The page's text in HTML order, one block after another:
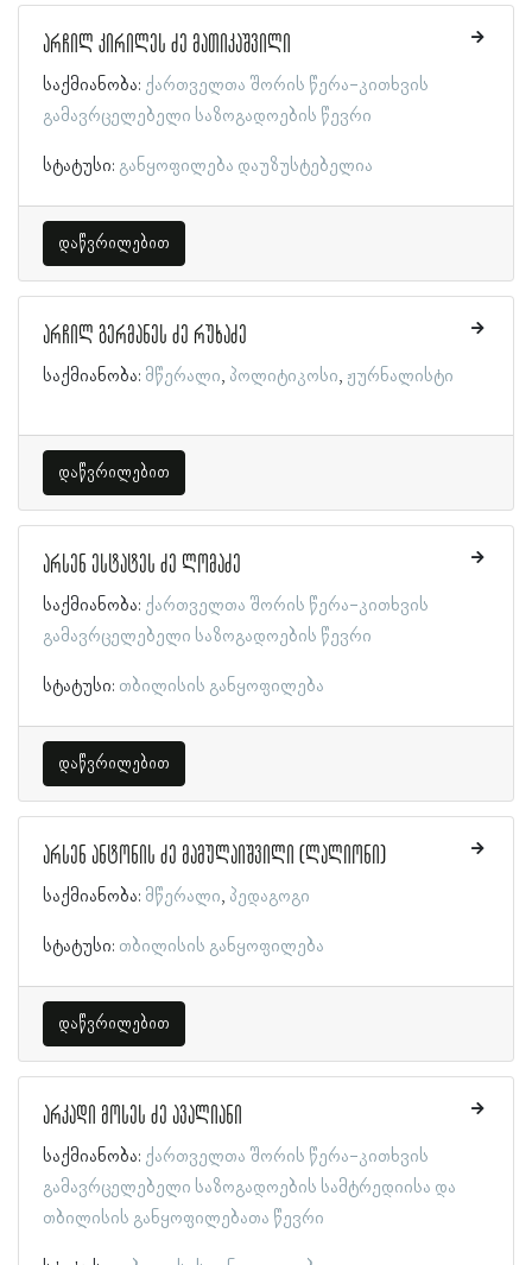
არჩილ კირილეს ძე მათიკაშვილი
საქმიანობა: ქართველთა შორის წერა-კითხვის
გამავრცელებელი საზოგადოების წევრი
სტატუსი: განყოფილება დაუზუსტებელია
დაწვრილებით
არჩილ გერმანეს ძე რუხაძე
საქმიანობა: მწერალი პოლიტიკოსი ჟურნალისტი
დაწვრილებით
არსენ ესტატეს ძე ლომაძე
საქმიანობა: ქართველთა შორის წერა-კითხვის
გამავრცელებელი საზოგადოების წევრი
სტატუსი: თბილისის განყოფილება
დაწვრილებით
არსენ ანტონის ძე მამულაიშვილი (ლალიონი)
საქმიანობა: მწერალი პედაგოგი
სტატუსი: თბილისის განყოფილება
დაწვრილებით
არკადი მოსეს ძე ავალიანი
საქმიანობა: ქართველთა შორის წერა-კითხვის
გამავრცელებელი საზოგადოების სამტრედიისა და
თბილისის განყოფილებათა წევრი